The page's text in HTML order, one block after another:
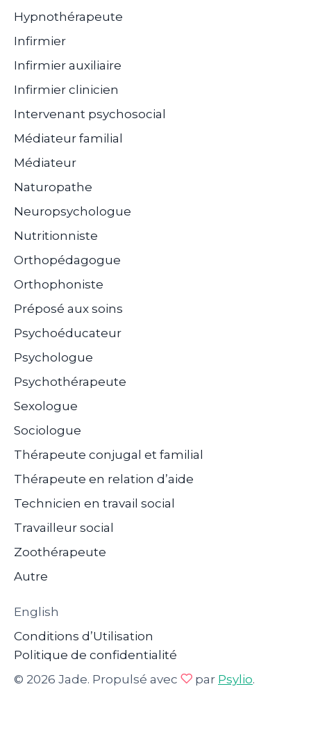
Hypnothérapeute
Infirmier
Infirmier auxiliaire
Infirmier clinicien
Intervenant psychosocial
Médiateur familial
Médiateur
Naturopathe
Neuropsychologue
Nutritionniste
Orthopédagogue
Orthophoniste
Préposé aux soins
Psychoéducateur
Psychologue
Psychothérapeute
Sexologue
Sociologue
Thérapeute conjugal et familial
Thérapeute en relation d’aide
Technicien en travail social
Travailleur social
Zoothérapeute
Autre
English
Conditions d’Utilisation
Politique de confidentialité
© 2026 Jade. Propulsé avec
par Psylio.